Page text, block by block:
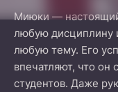
Миюки — настоящий
любую дисциплину
любую тему. Его
впечатляют, что он
студентов. Даже